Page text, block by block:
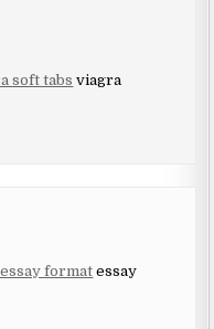
soft tabs viagra
formatessay